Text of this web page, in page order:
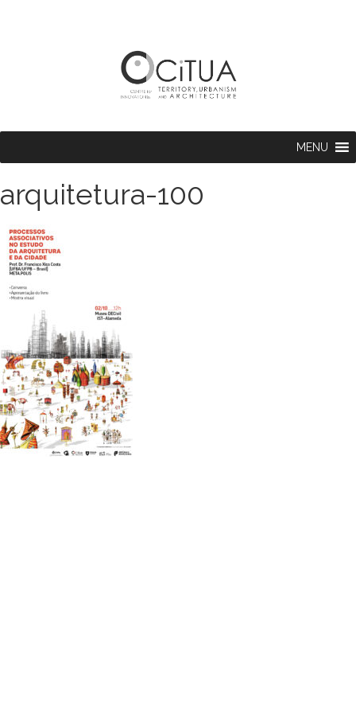
MENU
arquitetura-100